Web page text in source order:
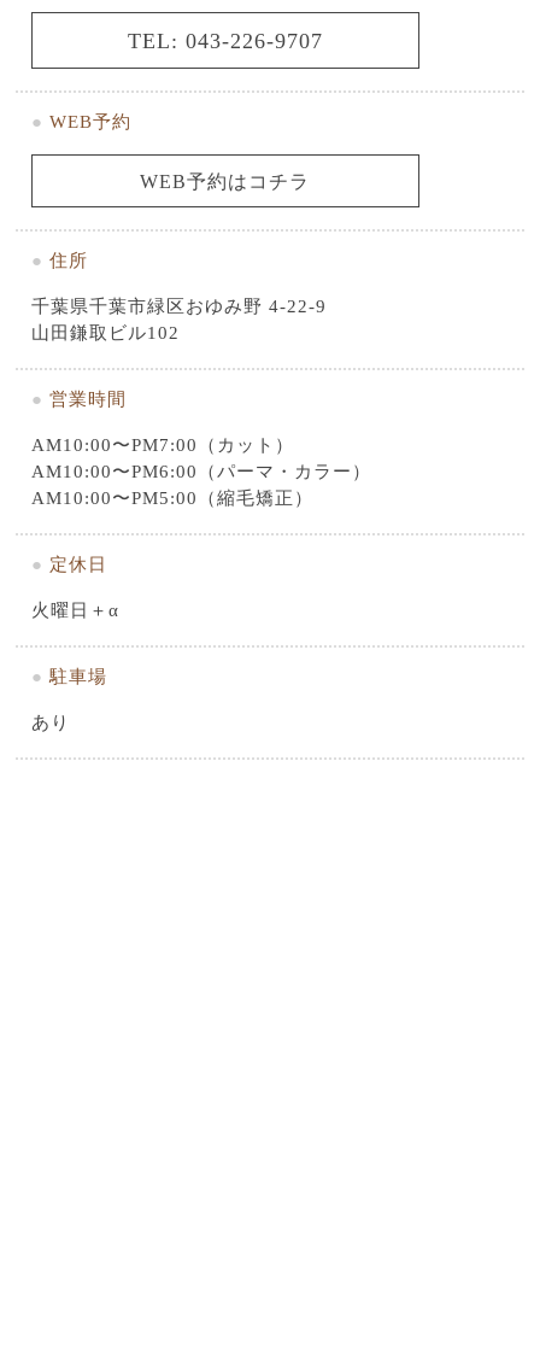
TEL: 043-226-9707
● WEB予約
WEB予約はコチラ
● 住所
千葉県千葉市緑区おゆみ野 4-22-9
山田鎌取ビル102
● 営業時間
AM10:00〜PM7:00（カット）
AM10:00〜PM6:00（パーマ・カラー）
AM10:00〜PM5:00（縮毛矯正）
● 定休日
火曜日＋α
● 駐車場
あり